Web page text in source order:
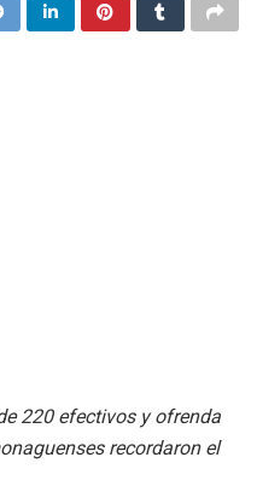
220 efectivos y ofrenda
recordaron el